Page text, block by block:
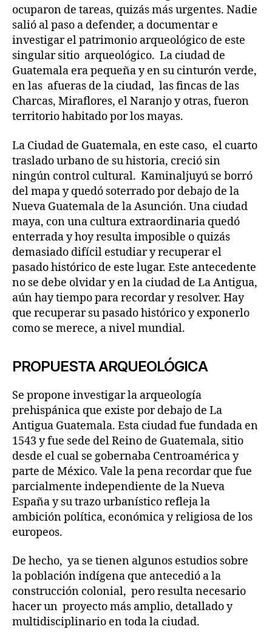
ocuparon de tareas, quizás más urgentes. Nadie
salió al paso a defender, a documentar e
investigar el patrimonio arqueológico de este
singular sitio arqueológico. La ciudad de
Guatemala era pequeña y en su cinturón verde,
en las afueras de la ciudad, las fincas de las
Charcas, Miraflores, el Naranjo y otras, fueron
territorio habitado por los mayas.
La Ciudad de Guatemala, en este caso, el cuarto
traslado urbano de su historia, creció sin
ningún control cultural. Kaminaljuyú se borró
del mapa y quedó soterrado por debajo de la
Nueva Guatemala de la Asunción. Una ciudad
maya, con una cultura extraordinaria quedó
enterrada y hoy resulta imposible o quizás
demasiado difícil estudiar y recuperar el
pasado histórico de este lugar. Este antecedente
no se debe olvidar y en la ciudad de La Antigua,
aún hay tiempo para recordar y resolver. Hay
que recuperar su pasado histórico y exponerlo
como se merece, a nivel mundial.
PROPUESTA ARQUEOLÓGICA
Se propone investigar la arqueología
prehispánica que existe por debajo de La
Antigua Guatemala. Esta ciudad fue fundada en
1543 y fue sede del Reino de Guatemala, sitio
desde el cual se gobernaba Centroamérica y
parte de México. Vale la pena recordar que fue
parcialmente independiente de la Nueva
España y su trazo urbanístico refleja la
ambición política, económica y religiosa de los
europeos.
De hecho, ya se tienen algunos estudios sobre
la población indígena que antecedió a la
construcción colonial, pero resulta necesario
hacer un proyecto más amplio, detallado y
multidisciplinario en toda la ciudad.